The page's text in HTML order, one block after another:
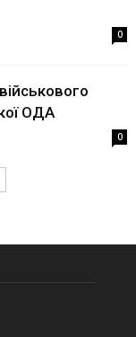
0
ОДА
0